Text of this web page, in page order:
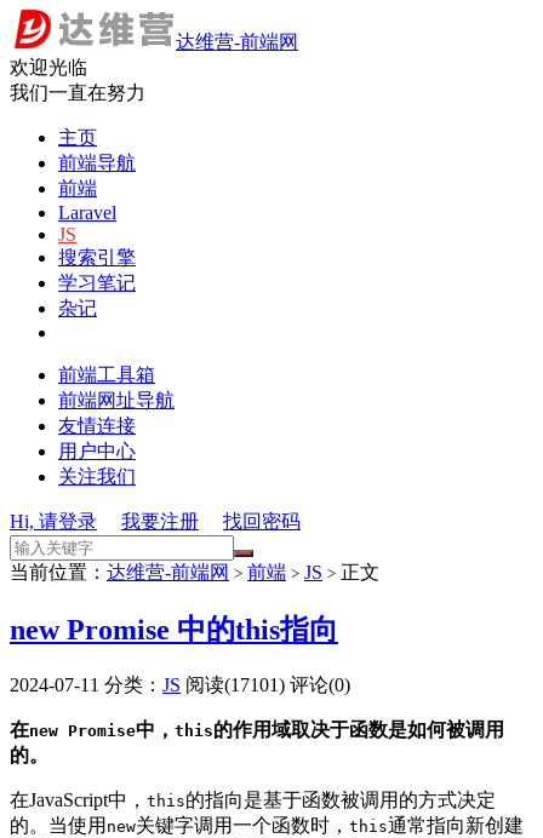
达维营-前端网
欢迎光临
我们一直在努力
主页
前端导航
前端
Laravel
JS
搜索引擎
学习笔记
杂记
前端工具箱
前端网址导航
友情连接
用户中心
关注我们
Hi, 请登录 我要注册 找回密码
当前位置： 达维营-前端网 > 前端 > JS > 正文
new Promise 中的this指向
2024-07-11 分类： JS 阅读(17101) 评论(0)
在new Promise中，‌ this的作用域取决于函数是如何被调用
的。‌
在JavaScript中，‌ this的指向是基于函数被调用的方式决定
的。‌当使用 new关键字调用一个函数时，‌ this通常指向新创建